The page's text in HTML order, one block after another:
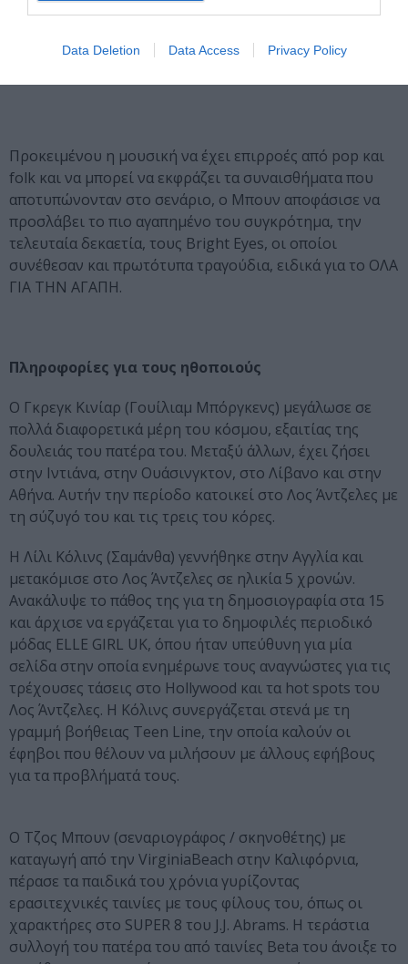
Data Deletion Data Access Privacy Policy
προσωπικό τουςplaylist, βασισμένο στους χαρακτήρες
συνεχώς τα iPods στα αυτιά τους, όσο ήταν στο πλατό
Προκειμένου η μουσική να έχει επιρροές από pop και
folk και να μπορεί να εκφράζει τα συναισθήματα που
αποτυπώνονταν στο σενάριο, ο Μπουν αποφάσισε να
προσλάβει το πιο αγαπημένο του συγκρότημα, την
τελευταία δεκαετία, τους Bright Eyes, οι οποίοι
συνέθεσαν και πρωτότυπα τραγούδια, ειδικά για το ΟΛΑ
ΓΙΑ ΤΗΝ ΑΓΑΠΗ.
Πληροφορίες για τους ηθοποιούς
Ο Γκρεγκ Κινίαρ (Γουίλιαμ Μπόργκενς) μεγάλωσε σε
πολλά διαφορετικά μέρη του κόσμου, εξαιτίας της
δουλειάς του πατέρα του. Μεταξύ άλλων, έχει ζήσει
στην Ιντιάνα, στην Ουάσινγκτον, στο Λίβανο και στην
Αθήνα. Αυτήν την περίοδο κατοικεί στο Λος Άντζελες με
τη σύζυγό του και τις τρεις του κόρες.
Η Λίλι Κόλινς (Σαμάνθα) γεννήθηκε στην Αγγλία και
μετακόμισε στο Λος Άντζελες σε ηλικία 5 χρονών.
Ανακάλυψε το πάθος της για τη δημοσιογραφία στα 15
και άρχισε να εργάζεται για το δημοφιλές περιοδικό
μόδας ELLE GIRL UK, όπου ήταν υπεύθυνη για μία
σελίδα στην οποία ενημέρωνε τους αναγνώστες για τις
τρέχουσες τάσεις στο Hollywood και τα hot spots του
Λος Άντζελες. Η Κόλινς συνεργάζεται στενά με τη
γραμμή βοήθειας Teen Line, την οποία καλούν οι
έφηβοι που θέλουν να μιλήσουν με άλλους εφήβους
για τα προβλήματά τους.
Ο Τζος Μπουν (σεναριογράφος / σκηνοθέτης) με
καταγωγή από την VirginiaBeach στην Καλιφόρνια,
πέρασε τα παιδικά του χρόνια γυρίζοντας
ερασιτεχνικές ταινίες με τους φίλους του, όπως οι
χαρακτήρες στο SUPER 8 του J.J. Abrams. Η τεράστια
συλλογή του πατέρα του από ταινίες Beta του άνοιξε το